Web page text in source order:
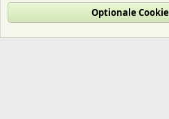
Nutzungsbedingungen
Datenschutz
R
Optionale